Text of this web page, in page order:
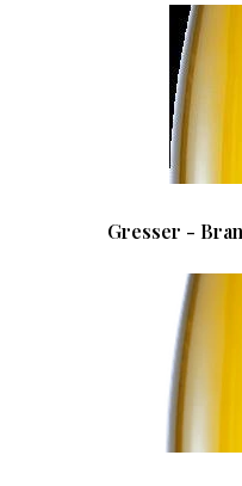
Gresser -